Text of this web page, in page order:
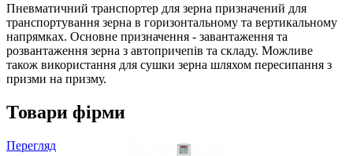
Пневматичний транспортер для зерна призначений для
транспортування зерна в горизонтальному та вертикальному
напрямках. Основне призначення - завантаження та
розвантаження зерна з автопричепів та складу. Можливе
також використання для сушки зерна шляхом пересипання з
призми на призму.
Товари фірми
Перегляд